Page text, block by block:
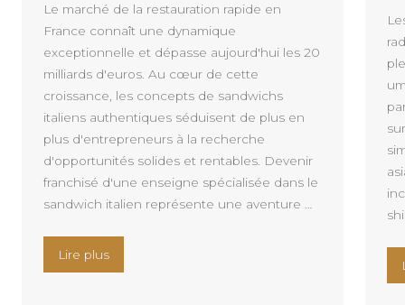
Le marché de la restauration rapide en
France connaît une dynamique
exceptionnelle et dépasse aujourd'hui les 20
milliards d'euros. Au cœur de cette
croissance, les concepts de sandwichs
italiens authentiques séduisent de plus en
plus d'entrepreneurs à la recherche
d'opportunités solides et rentables. Devenir
franchisé d'une enseigne spécialisée dans le
sandwich italien représente une aventure …
Lire plus« Lancez votre franchise de sandwichs italiens